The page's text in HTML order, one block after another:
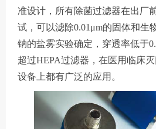
准设计，所有除菌过滤器在出厂
试，可以滤除0.01μm的固体和生
钠的盐雾实验确定，穿透率低于
超过HEPA过滤器，在医用临床
设备上都有广泛的应用。